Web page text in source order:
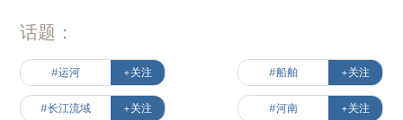
话题：
#运河 +关注 #船舶 +关注
#长江流域 +关注 #河南 +关注